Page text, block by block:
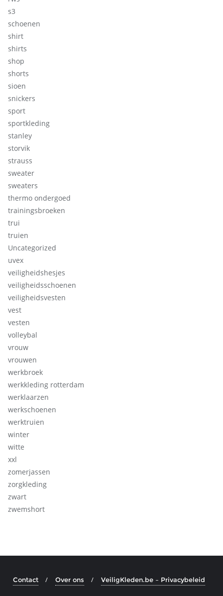
s3
schoenen
shirt
shirts
shop
shorts
sioen
snickers
sport
sportkleding
stanley
storvik
strauss
sweater
sweaters
thermo ondergoed
trainingsbroeken
trui
truien
Uncategorized
uvex
veiligheidshesjes
veiligheidsschoenen
veiligheidsvesten
vest
vesten
volleybal
vrouw
vrouwen
werkbroek
werkkleding rotterdam
werklaarzen
werkschoenen
werktruien
winter
witte
xxl
zomerjassen
zorgkleding
zwart
zwemshort
Contact Over ons VeiligKleden.be – Privacybeleid